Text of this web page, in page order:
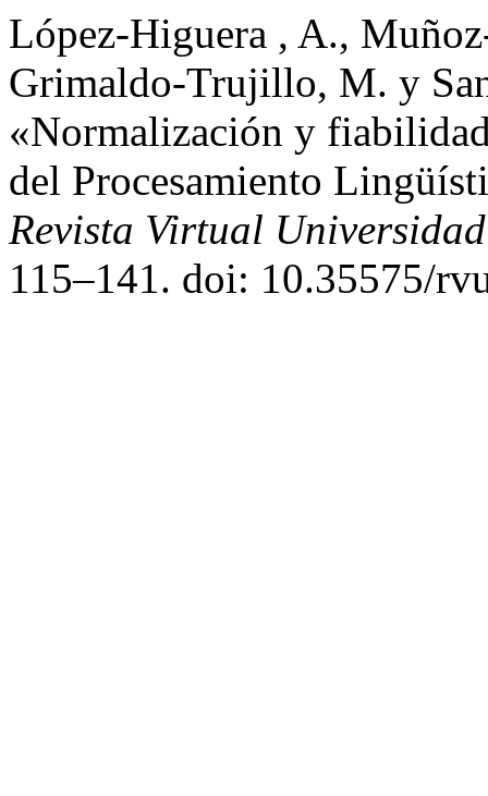
López-Higuera , A.,
Grimaldo-Trujillo, M. y
«Normalización y
del Procesamiento
Revista Virtual
115–141. doi: 10.35575/